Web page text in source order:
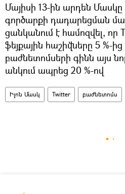
Մայիսի 13-ին արդեն
գործարքի դադարեցման
ցանկանում է համոզվել, որ
ֆեյքային հաշիվները 5 %-
բաժնետոմսերի գինն այս
անկում ապրեց 20 %-ով
Իլոն Մասկ Twitter բաժնետոմս